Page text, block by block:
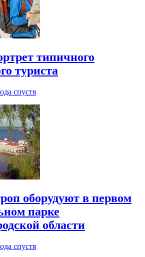
типичного
туриста
спустя
оборудуют в первом
парке
области
спустя